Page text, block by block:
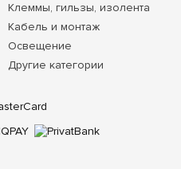
Клеммы, гильзы, изолента
Кабель и монтаж
Освещение
Другие категории